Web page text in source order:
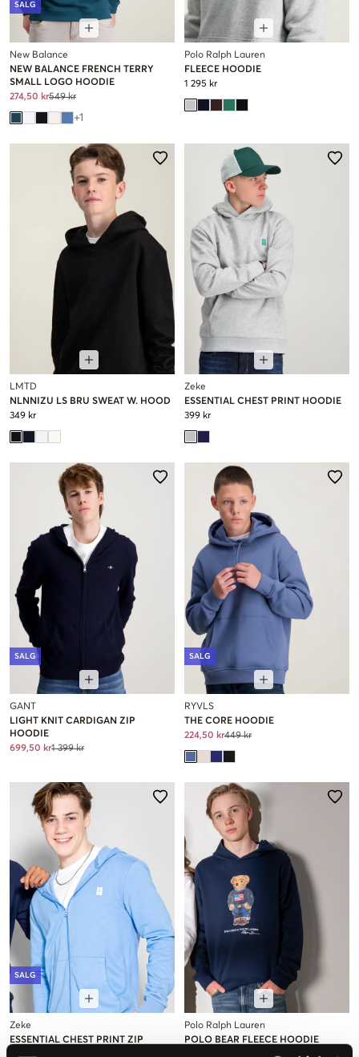
SALG
New Balance
NEW BALANCE FRENCH TERRY
SMALL LOGO HOODIE
274,50 kr549 kr
+1
Polo Ralph Lauren
FLEECE HOODIE
1 295 kr
LMTD
NLNNIZU LS BRU SWEAT W. HOOD
349 kr
Zeke
ESSENTIAL CHEST PRINT HOODIE
399 kr
SALG
GANT
LIGHT KNIT CARDIGAN ZIP
HOODIE
699,50 kr1 399 kr
SALG
RYVLS
THE CORE HOODIE
224,50 kr449 kr
SALG
Zeke
ESSENTIAL CHEST PRINT ZIP
Polo Ralph Lauren
POLO BEAR FLEECE HOODIE